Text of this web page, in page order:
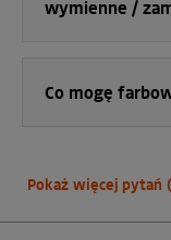
wymienne /
Co mogę
Pokaż więcej pytań